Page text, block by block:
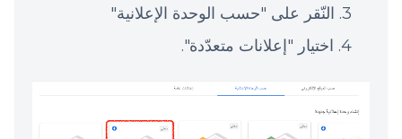
النّقر على "حسب الوحدة الإعلانية"
اختيار "إعلانات متعدّدة".